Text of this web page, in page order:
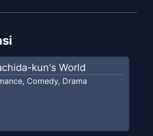
kun's World
, Comedy, Drama